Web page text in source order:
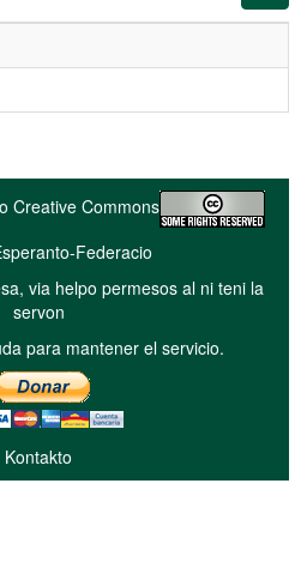
Creative Commons
Federacio
via helpo permesos al ni teni la
servon
para mantener el servicio.
Kontakto